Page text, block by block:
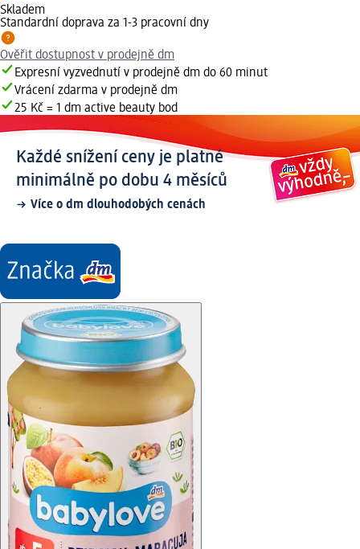
Skladem
Standardní doprava za 1-3 pracovní dny
Ověřit dostupnost v prodejně dm
Expresní vyzvednutí v prodejně dm do 60 minut
Vrácení zdarma v prodejně dm
25 Kč = 1 dm active beauty bod
Každé snížení ceny je platné
minimálně po dobu 4 měsíců
Více o dm dlouhodobých cenách